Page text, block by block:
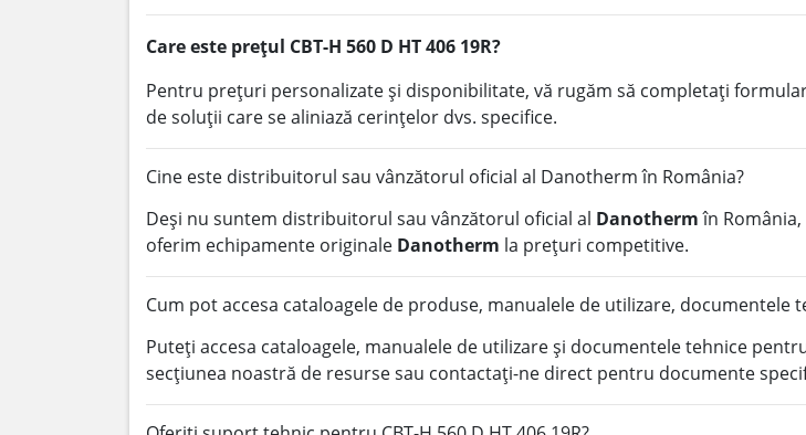
Care este prețul CBT-H 560 D HT 406 19R?
Pentru prețuri personalizate și disponibilitate, vă rugăm să completați
de soluții care se aliniază cerințelor dvs. specifice.
Cine este distribuitorul sau vânzătorul oficial al Danotherm în România?
Deși nu suntem distribuitorul sau vânzătorul oficial al Danothermîn
oferim echipamente originale Danotherm la prețuri competitive.
Cum pot accesa cataloagele de produse, manualele de utilizare, documentele
Puteți accesa cataloagele, manualele de utilizare și documentele tehnice
secțiunea noastră de resurse sau contactați-ne direct pentru documente